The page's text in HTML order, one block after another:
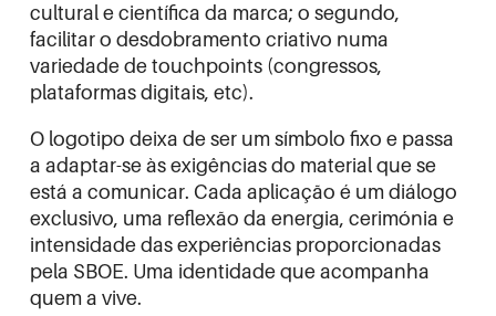
cultural e científica da marca; o segundo,
facilitar o desdobramento criativo numa
variedade de touchpoints (congressos,
plataformas digitais, etc).
O logotipo deixa de ser um símbolo fixo e passa
a adaptar-se às exigências do material que se
está a comunicar. Cada aplicação é um diálogo
exclusivo, uma reflexão da energia, cerimónia e
intensidade das experiências proporcionadas
pela SBOE. Uma identidade que acompanha
quem a vive.